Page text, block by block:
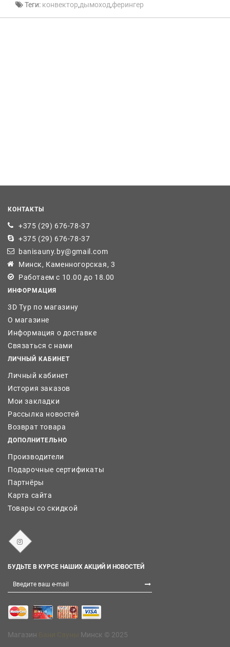
Теги: конвектор,дымоход,ферингер
КОНТАКТЫ
+375 (29) 676-78-37
+375 (29) 676-78-37
banisauny.by@gmail.com
Минск, Каменногорская, 3
Работаем с 10.00 до 18.00
ИНФОРМАЦИЯ
3D Тур по магазину
О магазине
Информация о доставке
Связаться с нами
ЛИЧНЫЙ КАБИНЕТ
Личный кабинет
История заказов
Мои закладки
Рассылка новостей
Возврат товара
ДОПОЛНИТЕЛЬНО
Производители
Подарочные сертификаты
Партнёры
Карта сайта
Товары со скидкой
БУДЬТЕ В КУРСЕ НАШИХ АКЦИЙ И НОВОСТЕЙ
Магазин Минск © 2025